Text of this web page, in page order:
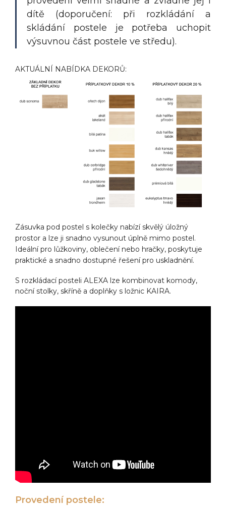
dítě (doporučení: při rozkládání a
skládání postele je potřeba uchopit
výsuvnou část postele ve středu).
AKTUÁLNÍ NABÍDKA DEKORŮ:
Zásuvka pod postel s kolečky nabízí skvělý úložný
prostor a lze ji snadno vysunout úplně mimo postel.
Ideální pro lůžkoviny, oblečení nebo hračky, poskytuje
praktické a snadno dostupné řešení pro uskladnění.
S rozkládací posteli ALEXA lze kombinovat komody,
noční stolky, skříně a doplňky s ložnic KAIRA.
Provedení postele: